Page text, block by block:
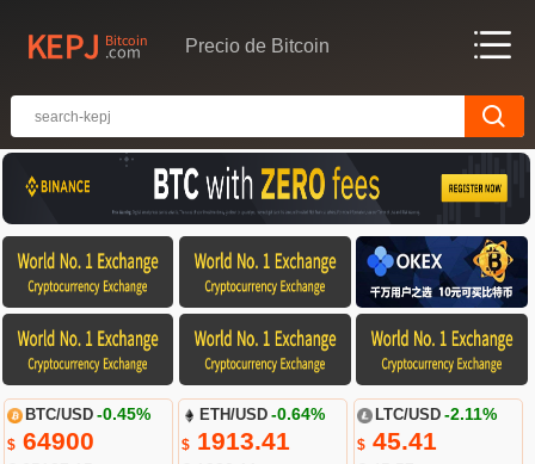
Precio de Bitcoin
BTC/USD -0.45%
$64900
ETH/USD -0.64%
$ 1913.41
LTC/USD -2.11%
$45.41